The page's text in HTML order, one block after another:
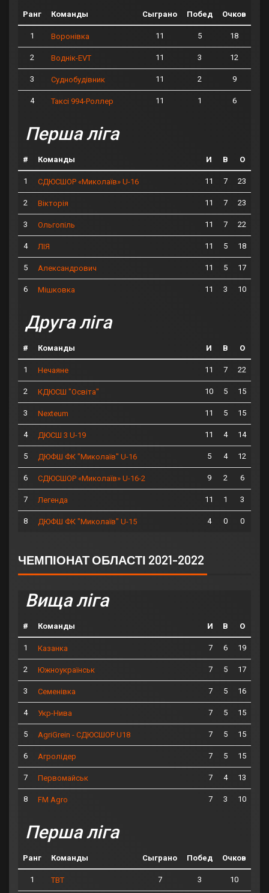
Ранг Команды Сыграно Побед Очков
1 Воронівка 11 5 18
2 Воднік-EVT 11 3 12
3 Суднобудівник 11 2 9
4 Таксі 994-Роллер 11 1 6
Перша ліга
# Команды И В О
1 СДЮСШОР «Миколаїв» U-16 11 7 23
2 Вікторія 11 7 23
3 Ольгопіль 11 7 22
4 ЛІЯ 11 5 18
5 Александрович 11 5 17
6 Мішковка 11 3 10
Друга ліга
# Команды И В О
1 Нечаяне 11 7 22
2 КДЮСШ "Освіта" 10 5 15
3 Nexteum 11 5 15
4 ДЮСШ 3 U-19 11 4 14
5 ДЮФШ ФК "Миколаїв" U-16 5 4 12
6 СДЮСШОР «Миколаїв» U-16-2 9 2 6
7 Легенда 11 1 3
8 ДЮФШ ФК "Миколаїв" U-15 4 0 0
ЧЕМПІОНАТ ОБЛАСТІ 2021-2022
Вища ліга
# Команды И В О
1 Казанка 7 6 19
2 Южноукраїнськ 7 5 17
3 Семенівка 7 5 16
4 Укр-Нива 7 5 15
5 AgriGrein - СДЮСШОР U18 7 5 15
6 Агролідер 7 5 15
7 Первомайськ 7 4 13
8 FM Agro 7 3 10
Перша ліга
Ранг Команды Сыграно Побед Очков
1 ТВТ 7 3 10